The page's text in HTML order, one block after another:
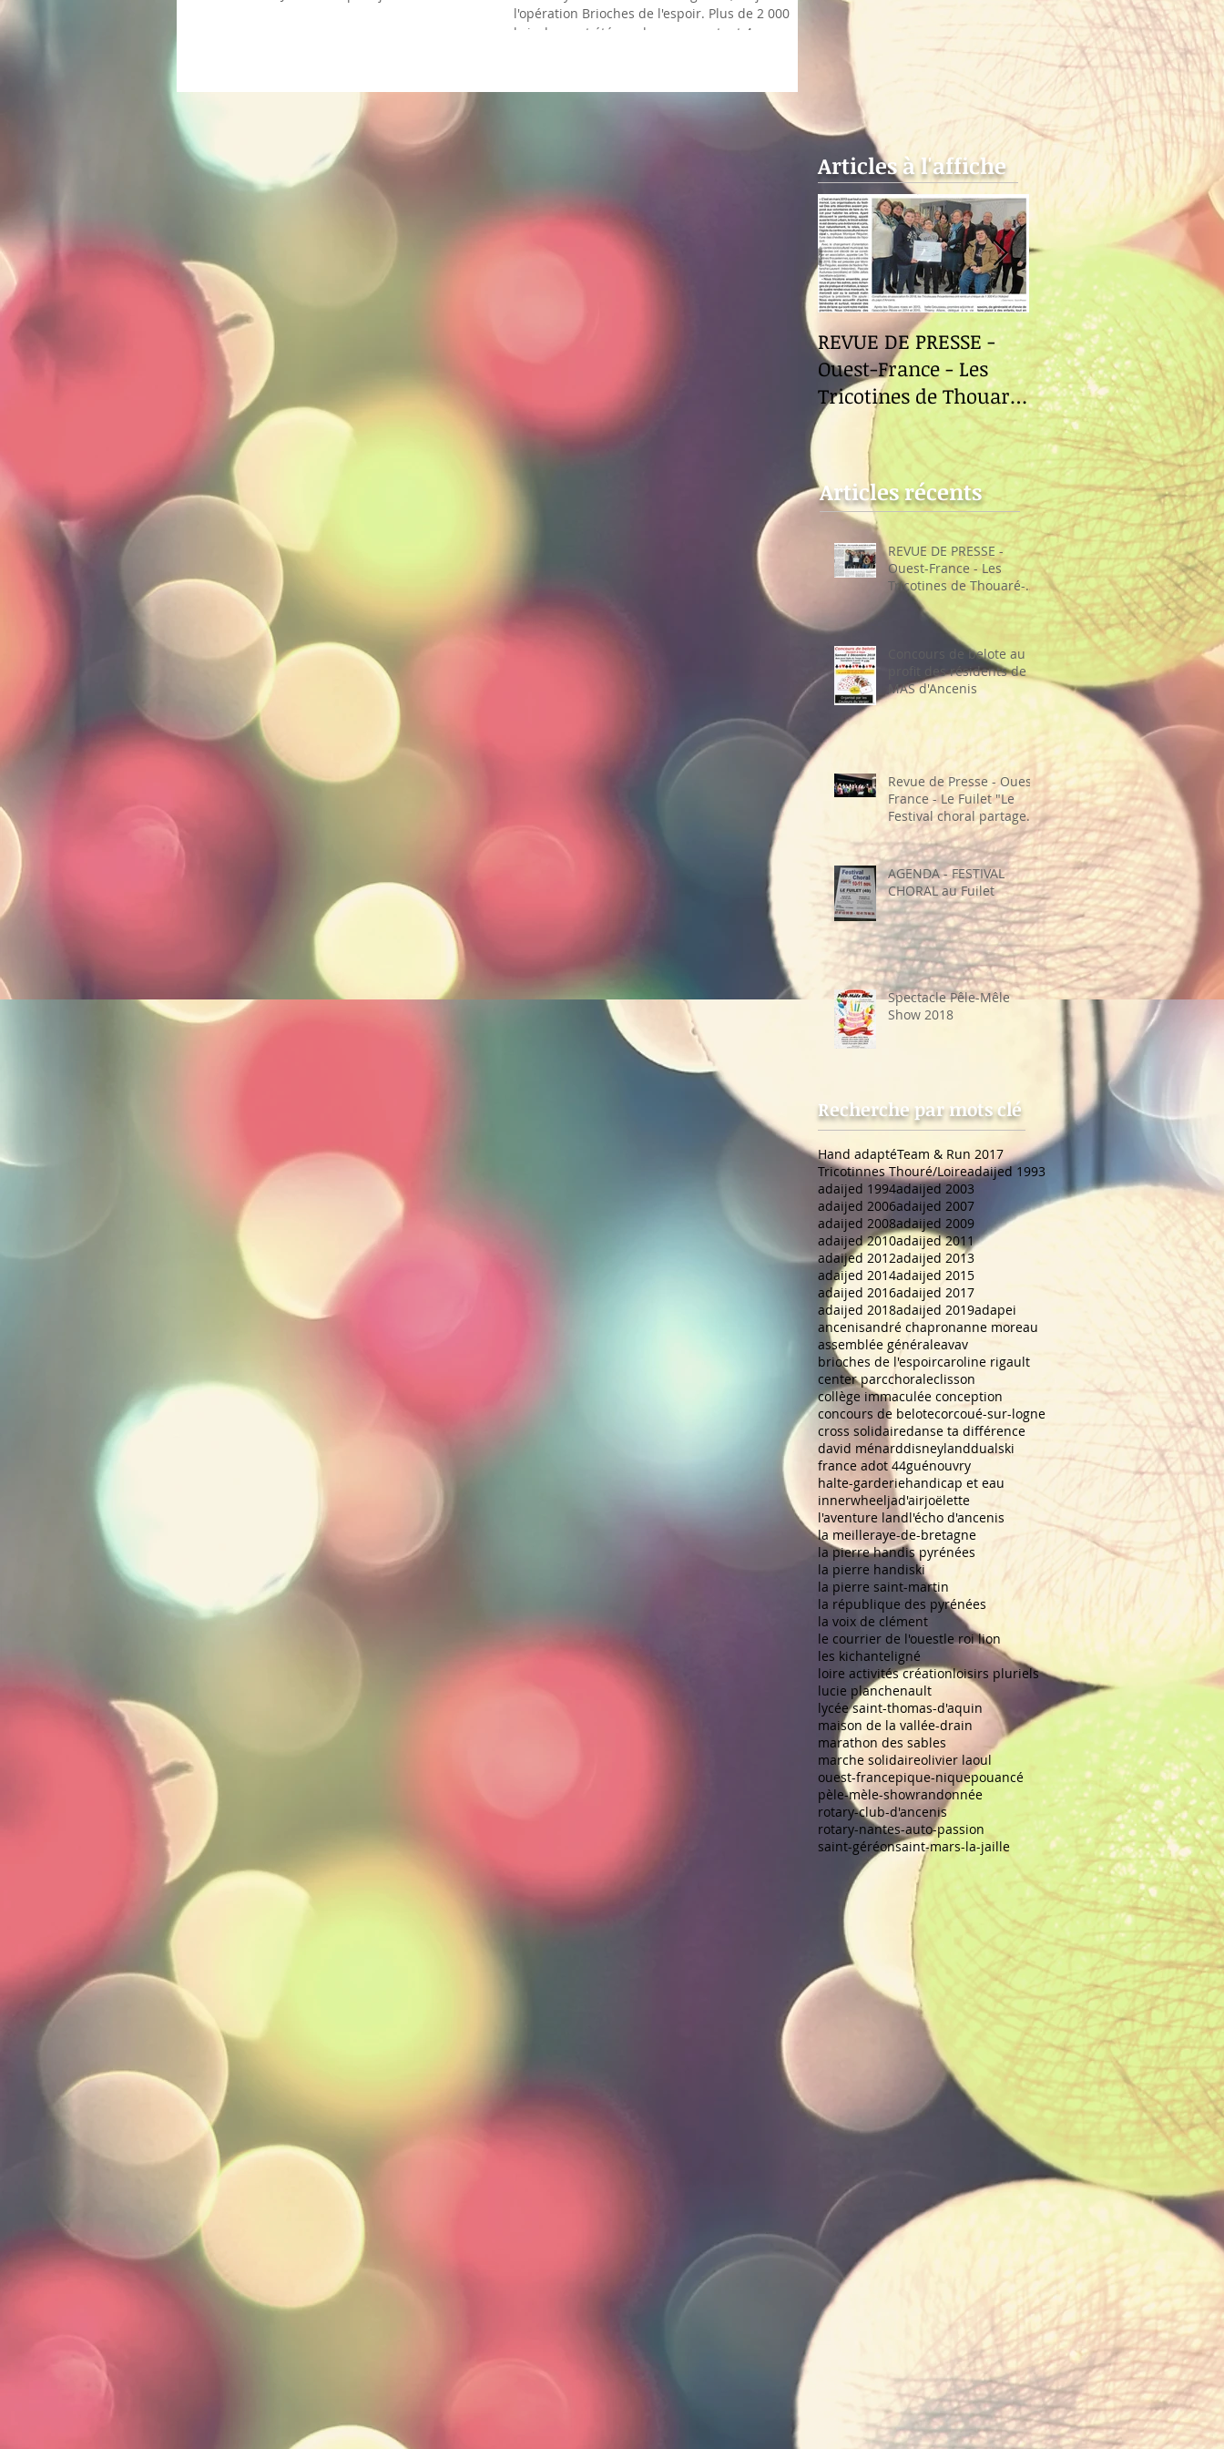
l'opération Brioches de l'espoir. Plus de 2 000
brioches ont été vendues, rapportant 4...
Hand adaptéTeam & Run 2017
Tricotinnes Thouré/Loireadaijed 1993
adaijed 1994adaijed 2003
adaijed 2006adaijed 2007
adaijed 2008adaijed 2009
adaijed 2010adaijed 2011
adaijed 2012adaijed 2013
adaijed 2014adaijed 2015
adaijed 2016adaijed 2017
adaijed 2018adaijed 2019adapei
ancenisandré chapronanne moreau
assemblée généraleavav
brioches de l'espoircaroline rigault
center parcchoraleclisson
collège immaculée conception
concours de belotecorcoué-sur-logne
cross solidairedanse ta différence
david ménarddisneylanddualski
france adot 44guénouvry
halte-garderiehandicap et eau
innerwheeljad'airjoëlette
l'aventure landl'écho d'ancenis
la meilleraye-de-bretagne
la pierre handis pyrénées
la pierre handiski
la pierre saint-martin
la république des pyrénées
la voix de clément
le courrier de l'ouestle roi lion
les kichanteligné
loire activités créationloisirs pluriels
lucie planchenault
lycée saint-thomas-d'aquin
maison de la vallée-drain
marathon des sables
marche solidaireolivier laoul
ouest-francepique-niquepouancé
pèle-mèle-showrandonnée
rotary-club-d'ancenis
rotary-nantes-auto-passion
saint-géréonsaint-mars-la-jaille
REVUE DE PRESSE -
Ouest-France - Les
Tricotines de Thouaré-
sur-Loire
Concours de belote au
profit des résidents de la
MAS d'Ancenis
Revue de Presse - Ouest-
France - Le Fuilet "Le
Festival choral partage
sa recette"
AGENDA - FESTIVAL
CHORAL au Fuilet
Spectacle Pêle-Mêle
Show 2018
Articles récents
Recherche par mots clé
Articles à l'affiche
REVUE DE PRESSE -
Ouest-France - Les
Tricotines de Thouaré-
sur-Loire
Revue de Presse -
Ouest-France - Le
Fuilet "Le Festival
choral partage sa
recette"